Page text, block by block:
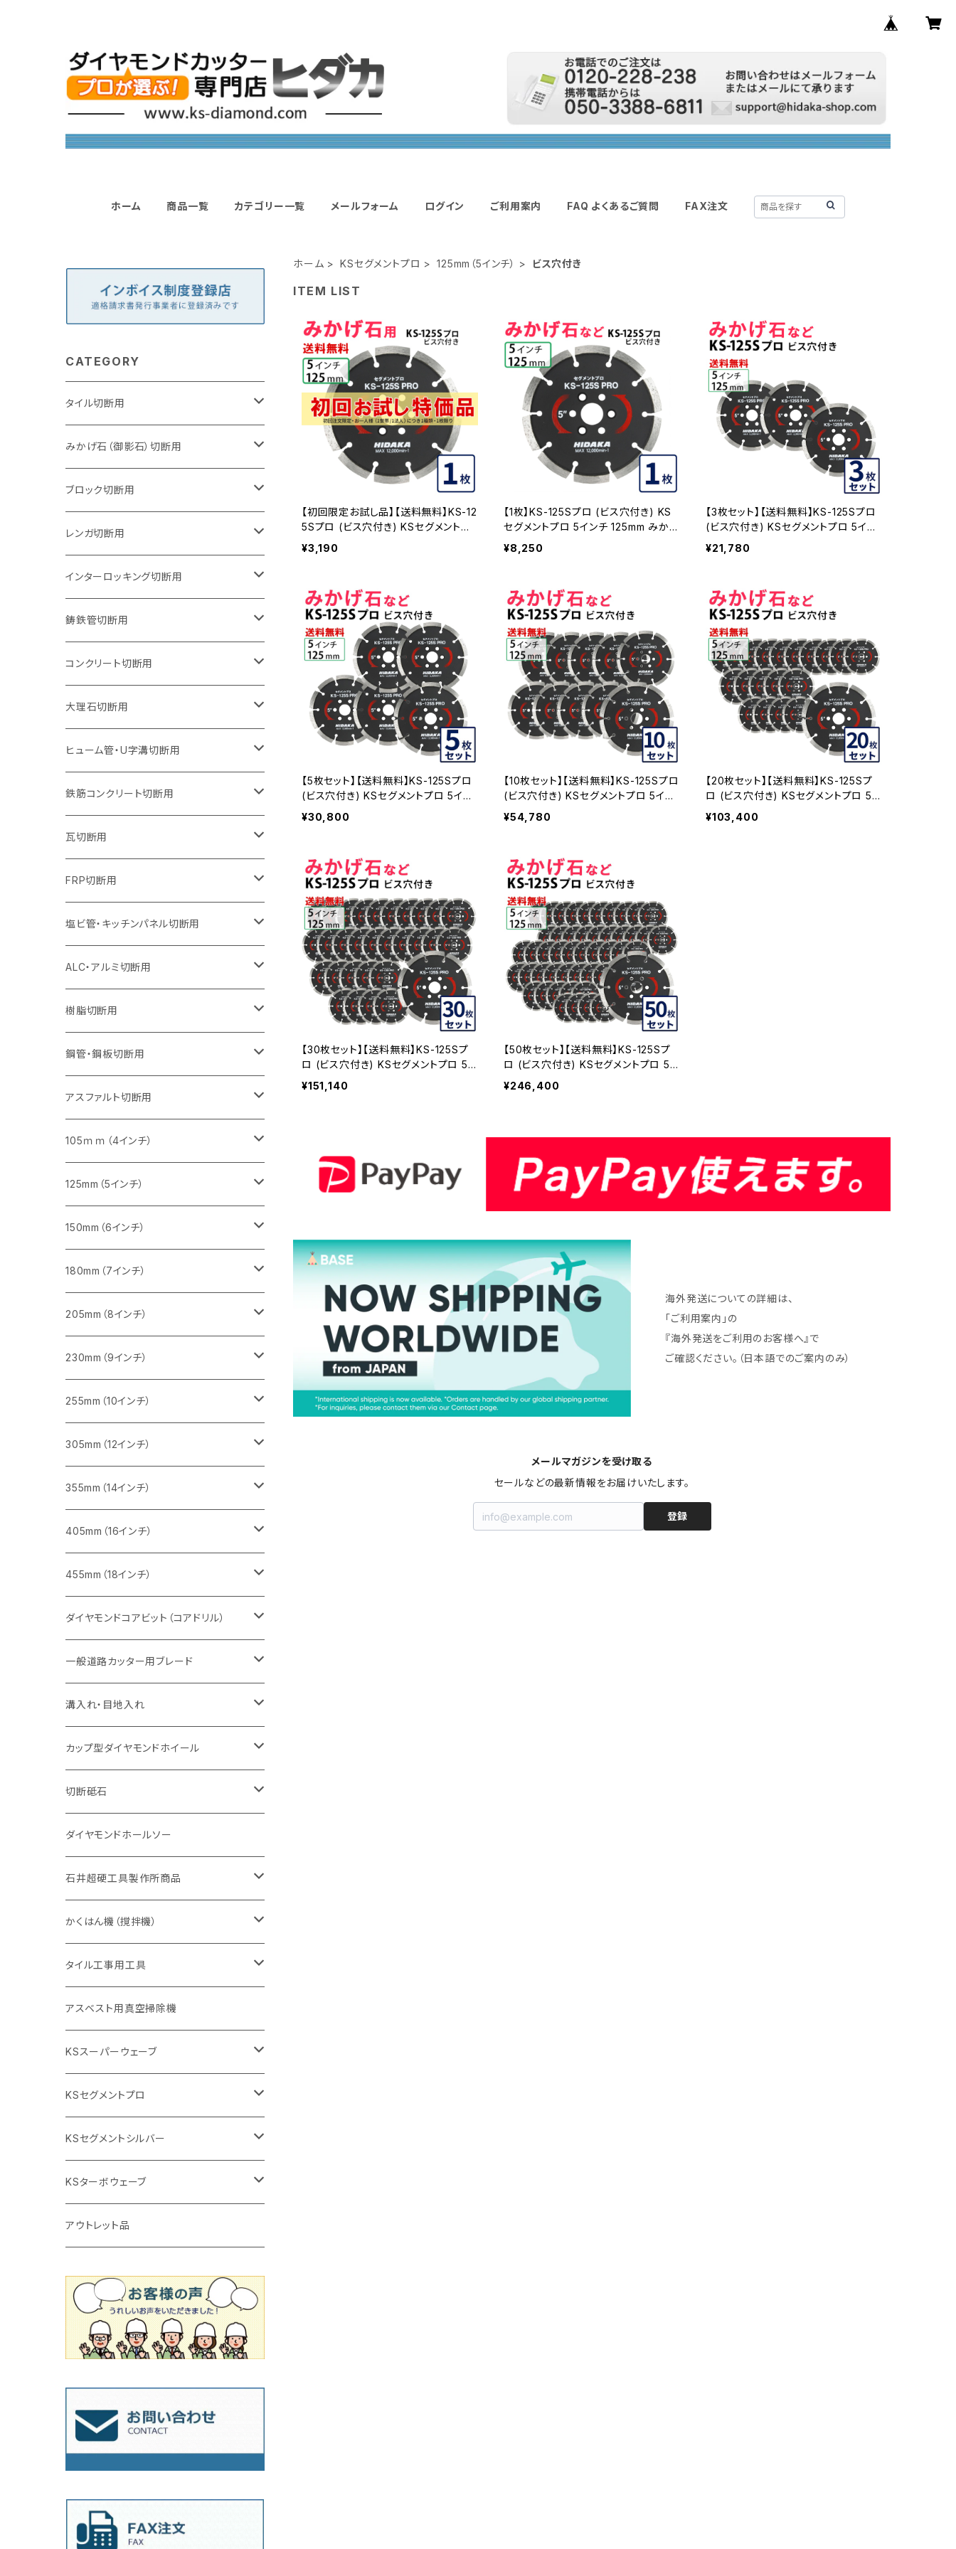
ホーム 商品一覧 カテゴリー一覧 メールフォーム ログイン ご利用案内 FAQ よくあるご質問 FAX注文
ホーム KSセグメントプロ 125mm（5インチ） ビス穴付き
ITEM LIST
【初回限定お試し品】【送料無料】KS-12
5Sプロ (ビス穴付き) KSセグメントプ
ロ 5インチ 125mm みかげ石などの切
断用 ダイヤセグメント ダイヤモンドカ
¥3,190
【1枚】KS-125Sプロ (ビス穴付き) KS
セグメントプロ 5インチ 125mm みかげ
石などの切断用 ダイヤセグメント ダイ
ヤモンドカッター 刃 ビス3個付属(ks-1
¥8,250
【3枚セット】【送料無料】KS-125Sプロ
(ビス穴付き) KSセグメントプロ 5イン
チ 125mm みかげ石などの切断用 ダイ
ヤセグメント ダイヤモンドカッター 刃
SPRO-B-03
¥21,780
【5枚セット】【送料無料】KS-125Sプロ
(ビス穴付き) KSセグメントプロ 5イン
チ 125mm みかげ石などの切断用 ダイ
ヤセグメント ダイヤモンドカッター 刃
SPRO-B-05
¥30,800
【10枚セット】【送料無料】KS-125Sプロ
(ビス穴付き) KSセグメントプロ 5イン
チ 125mm みかげ石などの切断用 ダイ
ヤセグメント ダイヤモンドカッター 刃
¥54,780
【20枚セット】【送料無料】KS-125Sプ
ロ (ビス穴付き) KSセグメントプロ 5イ
ンチ 125mm みかげ石などの切断用 ダ
イヤセグメント ダイヤモンドカッター 刃
¥103,400
【30枚セット】【送料無料】KS-125Sプ
ロ (ビス穴付き) KSセグメントプロ 5イ
ンチ 125mm みかげ石などの切断用 ダ
イヤセグメント ダイヤモンドカッター 刃
¥151,140
【50枚セット】【送料無料】KS-125Sプ
ロ (ビス穴付き) KSセグメントプロ 5イ
ンチ 125mm みかげ石などの切断用 ダ
イヤセグメント ダイヤモンドカッター 刃
¥246,400
海外発送についての詳細は、
「ご利用案内」の
『海外発送をご利用のお客様へ』で
ご確認ください。（日本語でのご案内のみ）
メールマガジンを受け取る
セールなどの最新情報をお届けいたします。
登録
CATEGORY
タイル切断用
105mm（4インチ）
125mm（5インチ）
グラインダー取付用
石井超硬電動切断機 取付用
みかげ石（御影石）切断用
105mm（4インチ）
セグメントタイプ
セグメントタイプ（ビス穴付き
125mm（5インチ）
セグメントタイプ
セグメントタイプ（ビス穴付き
150mm（6インチ）
セグメントタイプ
180mm（7インチ）
セグメントタイプ
205mm（8インチ）
セグメントタイプ
230mm（9インチ）
セグメントタイプ
305mm（12インチ）
セグメント
セグメント（特殊凸凹加工チップ）
355mm（14インチ）
セグメント
セグメント（特殊凸凹加工チップ）
405mm（16インチ）
セグメントタイプ
ブロック切断用
105mm（4インチ）
セグメントタイプ
ウェーブタイプ
125mm（5インチ）
セグメントタイプ
ウェーブタイプ
150mm（6インチ）
セグメントタイプ
ウェーブタイプ
180mm（7インチ）
セグメントタイプ
ウェーブタイプ
205mm（8インチ）
セグメントタイプ
ウェーブタイプ
230mm（9インチ）
セグメントタイプ
ウェーブタイプ
255mm（10インチ）
セグメントタイプ
305mm（12インチ）
セグメント
セグメント（特殊凸凹加工チップ）
355mm（14インチ）
セグメント
セグメント（特殊凸凹加工チップ）
レンガ切断用
105mm（4インチ）
セグメントタイプ
ウェーブタイプ
125mm（5インチ）
セグメントタイプ
ウェーブタイプ
150mm（6インチ）
セグメントタイプ
ウェーブタイプ
180mm（7インチ）
セグメントタイプ
ウェーブタイプ
205mm（8インチ）
セグメントタイプ
ウェーブタイプ
230mm（9インチ）
セグメントタイプ
ウェーブタイプ
255mm（10インチ）
セグメントタイプ
305mm（12インチ）
セグメント
セグメント（特殊凸凹加工チップ）
355mm（14インチ）
セグメント
セグメント（特殊凸凹加工チップ）
インターロッキング切断用
105mm（4インチ）
セグメントタイプ
セグメントタイプ（ビス穴付き
125mm（5インチ）
セグメントタイプ
セグメントタイプ（ビス穴付き
150mm（6インチ）
セグメントタイプ
180mm（7インチ）
セグメントタイプ
205mm（8インチ）
セグメントタイプ
230mm（9インチ）
セグメントタイプ
255mm（10インチ）
セグメントタイプ（一般道路カッター用
305mm（12インチ）
セグメントタイプ
セグメントタイプ（一般道路カッター用
355mm（14インチ）
セグメントタイプ
セグメントタイプ（一般道路カッター用
405mm（16インチ）
セグメントタイプ
セグメントタイプ（一般道路カッター用
455mm（18インチ）
セグメント（一般道路カッター用
鋳鉄管切断用
105mm（4インチ）
セグメントタイプ
セグメントタイプ（ビス穴付き
125mm（5インチ）
セグメントタイプ
セグメントタイプ（ビス穴付き
150mm（6インチ）
セグメントタイプ
180mm（7インチ）
セグメントタイプ
205mm（8インチ）
セグメントタイプ
230mm（9インチ）
セグメントタイプ
305mm（12インチ）
セグメントタイプ
埋設鋳鉄管工事対応タイプ
355mm（14インチ）
セグメントタイプ
埋設鋳鉄管工事対応タイプ
405mm（16インチ）
セグメントタイプ
埋設鋳鉄管工事対応タイプ
コンクリート切断用
105mm（4インチ）
セグメントタイプ
ウェーブタイプ
125mm（5インチ）
セグメントタイプ
ウェーブタイプ
150mm（6インチ）
セグメントタイプ
ウェーブタイプ
180mm（7インチ）
セグメントタイプ
ウェーブタイプ
205mm（8インチ）
セグメントタイプ
ウェーブタイプ
230mm（9インチ）
セグメントタイプ
ウェーブタイプ
255mm（10インチ）
セグメントタイプ
セグメントタイプ（一般道路カッター用
305mm（12インチ）
セグメント
セグメント（特殊凸凹加工チップ）
355mm（14インチ）
セグメント
セグメント（特殊凸凹加工チップ）
405mm（16インチ）
セグメント
セグメント（一般道路カッター用
473mm（18インチ）
セグメント（一般道路カッター用
大理石切断用
125mm（5インチ）
ヒューム管・U字溝切断用
105mm（4インチ）
セグメントタイプ
125mm（5インチ）
セグメントタイプ
150mm（6インチ）
セグメントタイプ
180mm（7インチ）
セグメントタイプ
205mm（8インチ）
セグメントタイプ
230mm（9インチ）
セグメントタイプ
255mm（10インチ）
セグメントタイプ
305mm（12インチ）
セグメント
セグメント（特殊凸凹加工チップ）
355mm（14インチ）
セグメント
セグメント（特殊凸凹加工チップ）
405mm（16インチ）
セグメントタイプ
鉄筋コンクリート切断用
305mm（12インチ）
セグメントタイプ
355mm（14インチ）
セグメントタイプ
405mm（16インチ）
セグメントタイプ
瓦切断用
105mm（4インチ）
FRP切断用
125ｍｍ（5インチ）
塩ビ管・キッチンパネル切断用
125ｍｍ（5インチ）
ALC・アルミ切断用
305mm（12インチ）
砥石（補強綱入り）
355mm（14インチ）
砥石（補強綱入り）
樹脂切断用
305mm（12インチ）
砥石（補強綱入り）
355mm（14インチ）
砥石（補強綱入り）
鋼管・鋼板切断用
305mm（12インチ）
砥石（補強綱入り）
355mm（14インチ）
砥石（補強綱入り）
アスファルト切断用
255ｍｍ（10インチ）
一般道路カッター用
305ｍｍ（12インチ）
一般道路カッター用
355ｍｍ（14インチ）
一般道路カッター用
405mm（16インチ）
一般道路カッター用
455ｍｍ（18インチ）
一般道路カッター用
105ｍｍ（4インチ）
タイル切断用
みかげ石（御影石）切断用
コンクリート切断用
ブロック切断用
レンガ切断用
インターロッキング切断用
鋳鉄管切断用
ヒューム管・U字溝切断用
125mm（5インチ）
タイル切断用
みかげ石（御影石）切断用
コンクリート切断用
ブロック切断用
レンガ切断用
インターロッキング切断用
鋳鉄管切断用
ヒューム管・U字溝切断用
FRP切断用
塩ビ管・キッチンパネル切断用
大理石
150mm（6インチ）
みかげ石（御影石）切断用
コンクリート切断用
ブロック切断用
レンガ切断用
インターロッキング切断用
鋳鉄管切断用
ヒューム管・U字溝切断用
180mm（7インチ）
みかげ石（御影石）切断用
コンクリート切断用
ブロック切断用
レンガ切断用
インターロッキング切断用
鋳鉄管切断用
ヒューム管・U字溝切断用
205mm（8インチ）
みかげ石（御影石）切断用
コンクリート切断用
ブロック切断用
レンガ切断用
インターロッキング切断用
鋳鉄管切断用
ヒューム管・U字溝切断用
230mm（9インチ）
みかげ石（御影石）切断用
コンクリート切断用
ブロック切断用
レンガ切断用
インターロッキング切断用
鋳鉄管切断用
ヒューム管・U字溝切断用
255mm（10インチ）
コンクリート切断用
一般道路カッター用
ブロック切断用
レンガ切断用
インターロッキング切断用
一般道路カッター用
ヒューム管・U字溝切断用
アスファルト切断用
一般道路カッター用
305mm（12インチ）
みかげ石（御影石）切断用
セグメント
セグメント（特殊凹凸加工チップ
鉄筋コンクリート切断用
セグメントタイプ
コンクリート切断用
セグメント
セグメント（特殊凸凹加工チップ
ブロック切断用
セグメント
セグメント（特殊凸凹加工チップ
レンガ切断用
セグメント
セグメント（特殊凸凹加工チップ
インターロッキング切断用
セグメントタイプ
一般道路カッター用
鋳鉄管切断用
セグメントタイプ
埋設鋳鉄管工事対応タイプ
ヒューム管・U字溝切断用
セグメント
セグメント（特殊凸凹加工チップ
アスファルト切断用
一般道路カッター用
355mm（14インチ）
みかげ石（御影石）切断用
セグメント
セグメント（特殊凸凹加工チップ
鉄筋コンクリート切断用
セグメントタイプ
コンクリート切断用
セグメント
セグメント（特殊凸凹加工チップ
ブロック切断用
セグメント
セグメント（特殊凸凹加工チップ
レンガ切断用
セグメント
セグメント（特殊凸凹加工チップ
インターロッキング切断用
セグメントタイプ
一般道路カッター用
鋳鉄管切断用
セグメントタイプ
埋設鋳鉄管工事対応タイプ
ヒューム管・U字溝切断用
セグメントタイプ
セグメント（特殊凸凹加工チップ
アスファルト切断用
一般道路カッター用
405mm（16インチ）
みかげ石（御影石）切断用
セグメントタイプ
コンクリート切断用
セグメントタイプ
一般道路カッター用
鉄筋コンクリート切断用
セグメントタイプ
インターロッキング切断用
セグメントタイプ
一般道路カッター用
鋳鉄管切断用
セグメントタイプ
埋設鋳鉄管工事対応タイプ
ヒューム管・U字溝切断用
セグメントタイプ
アスファルト切断用
一般道路カッター用
455mm（18インチ）
道路コンクリート切断用
道路アスファルト切断用
ダイヤモンドコアビット（コアドリル）
Aロット
有効長 250mm
有効長 370mm
Ｃロット
有効長 250mm
M27
有効長 250mm
一般道路カッター用ブレード
道路（アスファルト用）
255mm（10インチ）
305mm（12インチ）
道路（コンクリート舗装面）
255mm（10インチ）
305mm（12インチ）
道路（アス・コン兼用）
305mm（12インチ）
355mm（14インチ）
溝入れ・目地入れ
V型チップ
ストレート型チップ
U型チップ
カップ型ダイヤモンドホイール
100mm（4インチ）
125mm（5インチ）
切断砥石
金属用
305mm（12インチ）
355mm（14インチ）
非金属用
305mm（12インチ）
355mm（14インチ）
ダイヤモンドホールソー
石井超硬工具製作所商品
押し切り（タイル切断機）
本体
替え刃
電動切断機
本体
ダイヤモンドホイール
ブリック＆ブロック用切断機
穴あけ用工具
タイルニッパー
プロ用鏝（こて）
吸着盤
その他
タイル針
かくはん機（撹拌機）
本体
低速回転
高速回転
付属品
撹拌羽根
撹拌軸
タイル工事用工具
手動工具
押し切り（手動切断機
押し切り替え刃（手動切断機替え刃
タイル針
その他
電動工具
電動切断機
タイルパッチ（ビブラート
アスベスト用真空掃除機
KSスーパーウェーブ
105mm（4インチ）
125ｍｍ（5インチ）
KSセグメントプロ
105mm（4インチ）
通常品
ビス穴付き
125mm（5インチ）
通常品
オフセットタイプ（ハットタイプ
150ｍｍ（6インチ）
205ｍｍ（8インチ）
230mm（9インチ）
KSセグメントシルバー
105mm（4インチ）
125mm（5インチ）
180mm（7インチ）
205mm（8インチ）
KSターボウェーブ
105mm（4インチ）
150ｍｍ（6インチ）
180ｍｍ（7インチ）
230ｍｍ（9インチ）
アウトレット品